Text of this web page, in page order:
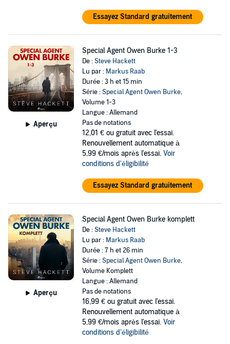
Essayez Standard gratuitement
Aperçu
Special Agent Owen Burke 1-3
De :Steve Hackett
Lu par : Markus Raab
Durée : 3 h et 15 min
Série :Special Agent Owen Burke,
Volume 1-3
Langue : Allemand
Pas de notations
12,01 € ou gratuit avec l'essai.
Renouvellement automatique à
5,99 €/mois après l'essai. Voir
conditions d'éligibilité
Essayez Standard gratuitement
Aperçu
Special Agent Owen Burke komplett
De :Steve Hackett
Lu par : Markus Raab
Durée : 7 h et 26 min
Série :Special Agent Owen Burke,
Volume Komplett
Langue : Allemand
Pas de notations
16,99 € ou gratuit avec l'essai.
Renouvellement automatique à
5,99 €/mois après l'essai. Voir
conditions d'éligibilité